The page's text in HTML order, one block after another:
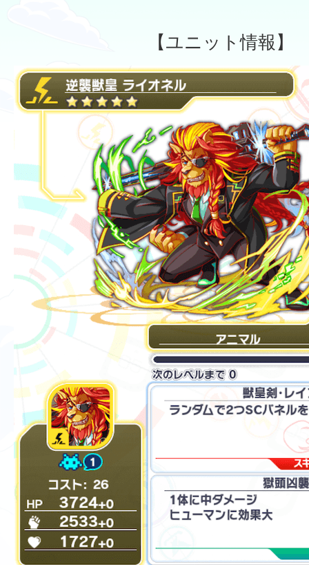
【ユニット情報】